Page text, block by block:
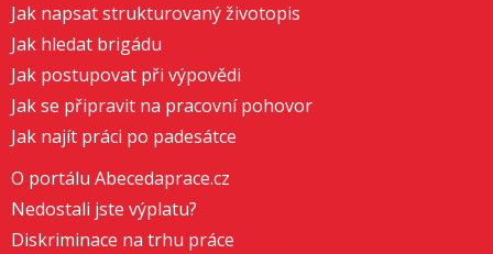
Jak napsat strukturovaný životopis
Jak hledat brigádu
Jak postupovat při výpovědi
Jak se připravit na pracovní pohovor
Jak najít práci po padesátce
O portálu Abecedaprace.cz
Nedostali jste výplatu?
Diskriminace na trhu práce